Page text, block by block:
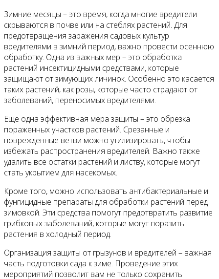
Зимние месяцы – это время, когда многие вредители
скрываются в почве или на стеблях растений. Для
предотвращения заражения садовых культур
вредителями в зимний период, важно провести осеннюю
обработку. Одна из важных мер – это обработка
растений инсектицидными средствами, которые
защищают от зимующих личинок. Особенно это касается
таких растений, как розы, которые часто страдают от
заболеваний, переносимых вредителями.
Еще одна эффективная мера защиты – это обрезка
пораженных участков растений. Срезанные и
поврежденные ветви можно утилизировать, чтобы
избежать распространения вредителей. Важно также
удалить все остатки растений и листву, которые могут
стать укрытием для насекомых.
Кроме того, можно использовать антибактериальные и
фунгицидные препараты для обработки растений перед
зимовкой. Эти средства помогут предотвратить развитие
грибковых заболеваний, которые могут поразить
растения в холодный период.
Организация защиты от грызунов и вредителей – важная
часть подготовки сада к зиме. Проведение этих
мероприятий позволит вам не только сохранить